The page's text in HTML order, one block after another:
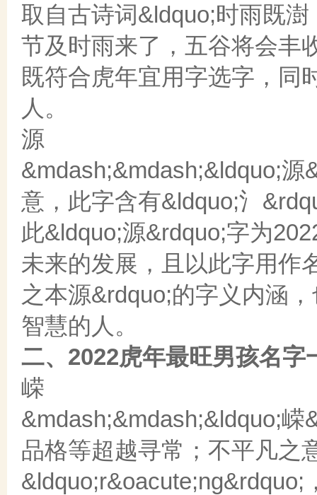
取自古诗词&ldquo;时雨既
节及时雨来了，五谷将会丰
既符合虎年宜用字选字，同
人。
源
&mdash;&mdash;&ldquo;
意，此字含有&ldquo;氵
此&ldquo;源&rdquo;字为
未来的发展，且以此字用作
之本源&rdquo;的字义内涵
智慧的人。
二、2022虎年最旺男孩名字
嵘
&mdash;&mdash;&ldquo;
品格等超越寻常；不平凡之